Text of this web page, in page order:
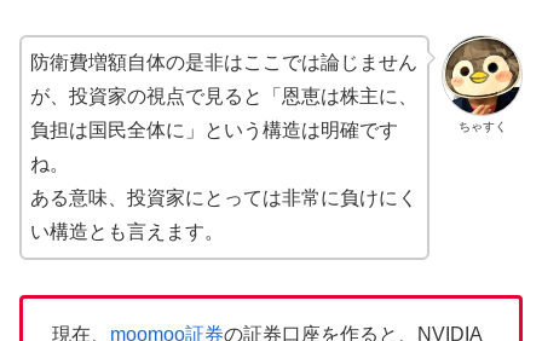
ちゃすく
防衛費増額自体の是非はここでは論じません
が、投資家の視点で見ると「恩恵は株主に、
負担は国民全体に」という構造は明確です
ね。
ある意味、投資家にとっては非常に負けにく
い構造とも言えます。
現在、 moomoo証券の証券口座を作ると、NVIDIA